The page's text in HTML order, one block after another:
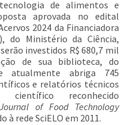
de alimentos e
aprovada no edital
2024 da Financiadora
do Ministério da Ciência,
investidos R$ 680,7 mil
de sua biblioteca, do
atualmente abriga 745
e relatórios técnicos
reconhecido
of Food Technology
à rede SciELO em 2011.